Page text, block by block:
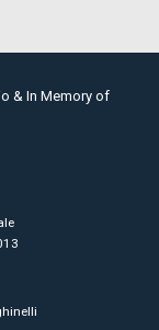
& In Memory of